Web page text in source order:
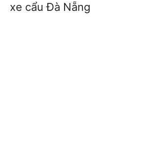
xe cẩu Đà Nẵng